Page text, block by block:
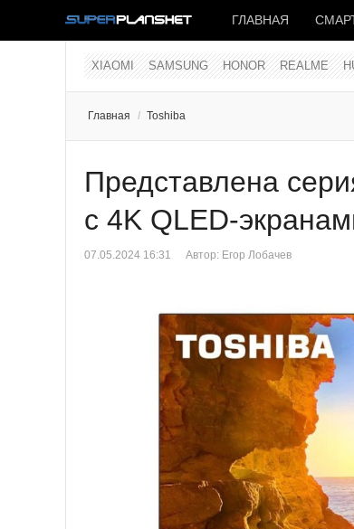
ГЛАВНАЯ
XIAOMI SAMSUNG HONOR REALME
Главная / Toshiba
Представлена
с 4K QLED-
07.05.2024 16:31 Автор: Егор Лобачев